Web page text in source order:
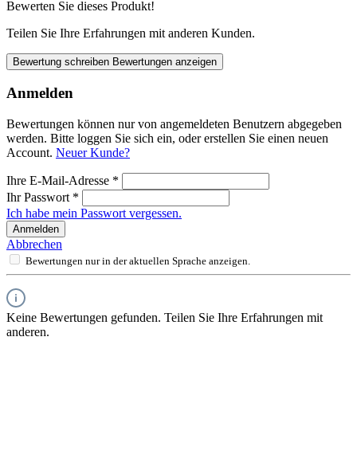
Bewerten Sie dieses Produkt!
Teilen Sie Ihre Erfahrungen mit anderen Kunden.
Bewertung schreiben Bewertungen anzeigen
Anmelden
Bewertungen können nur von angemeldeten Benutzern abgegeben
werden. Bitte loggen Sie sich ein, oder erstellen Sie einen neuen
Account. Neuer Kunde?
Ihre E-Mail-Adresse *
Ihr Passwort *
Ich habe mein Passwort vergessen.
Anmelden
Abbrechen
Bewertungen nur in der aktuellen Sprache anzeigen.
Keine Bewertungen gefunden. Teilen Sie Ihre Erfahrungen mit
anderen.